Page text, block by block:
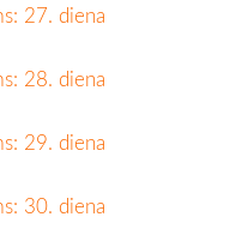
27. diena
28. diena
29. diena
30. diena